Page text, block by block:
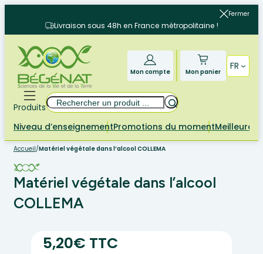
contenu
Fermer
Livraison sous 48h en France métropolitaine !
Mon compte Mon panier
FR
Produits
Rechercher
Niveau d’enseignementPromotions du momentMeilleures
Accueil/Matériel végétale dans l’alcool COLLEMA
Matériel végétale dans l’alcool
COLLEMA
5,20€ TTC